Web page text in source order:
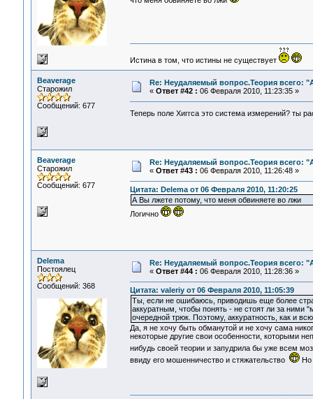
Истина в том, что истины не существует
Beaverage
Старожил
Сообщений: 677
Re: Неудаляемый вопрос.Теория всего:
« Ответ #42 : 06 Февраля 2010, 11:23:35 »
Теперь поле Хиггса это система измерений? ты
Beaverage
Старожил
Сообщений: 677
Re: Неудаляемый вопрос.Теория всего:
« Ответ #43 : 06 Февраля 2010, 11:26:48 »
Цитата: Delema от 06 Февраля 2010, 11:20:25
А Вы лжете потому, что меня обвиняете во лжи
Логично
Delema
Постоялец
Сообщений: 368
Re: Неудаляемый вопрос.Теория всего:
« Ответ #44 : 06 Февраля 2010, 11:28:36 »
Цитата: valeriy от 06 Февраля 2010, 11:05:39
Ты, если не ошибаюсь, приводишь еще более
аккуратным, чтобы понять - не стоят ли за ними
очередной трюк. Поэтому, аккуратность, как и
Да, я не хочу быть обманутой и не хочу сама
некоторые другие свои особенности, которыми
нибудь своей теории и запудрила бы уже всем
ввиду его мошенничество и стяжательство
Но